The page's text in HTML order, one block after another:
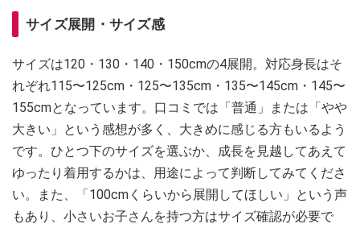
サイズ展開・サイズ感
サイズは120・130・140・150cmの4展開。対応身長はそ
れぞれ115〜125cm・125〜135cm・135〜145cm・145〜
155cmとなっています。口コミでは「普通」または「やや
大きい」という感想が多く、大きめに感じる方もいるよう
です。ひとつ下のサイズを選ぶか、成長を見越してあえて
ゆったり着用するかは、用途によって判断してみてくださ
い。また、「100cmくらいから展開してほしい」という声
もあり、小さいお子さんを持つ方はサイズ確認が必要で